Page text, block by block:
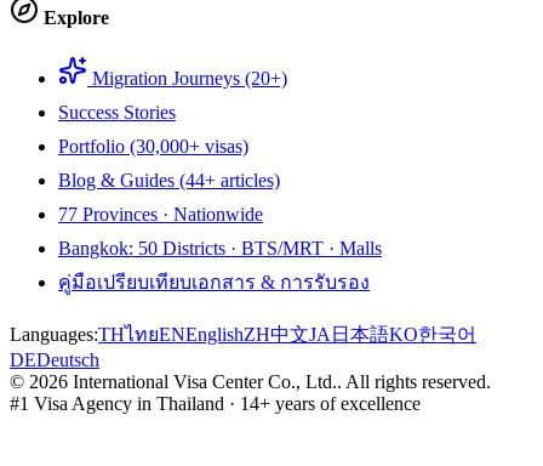
Explore
Migration Journeys (20+)
Success Stories
Portfolio (30,000+ visas)
Blog & Guides (44+ articles)
77 Provinces · Nationwide
Bangkok: 50 Districts · BTS/MRT · Malls
คู่มือเปรียบเทียบเอกสาร & การรับรอง
Languages:THไทยENEnglishZH中文JA 日本語KO한국어
DEDeutsch
© 2026 International Visa Center Co., Ltd.. All rights reserved.
#1 Visa Agency in Thailand · 14+ years of excellence